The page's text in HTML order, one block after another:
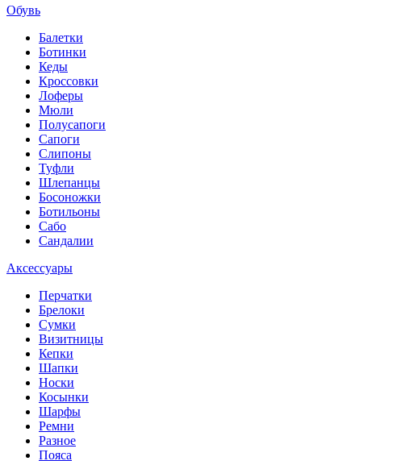
Обувь
Балетки
Ботинки
Кеды
Кроссовки
Лоферы
Мюли
Полусапоги
Сапоги
Слипоны
Туфли
Шлепанцы
Босоножки
Ботильоны
Сабо
Сандалии
Аксессуары
Перчатки
Брелоки
Сумки
Визитницы
Кепки
Шапки
Носки
Косынки
Шарфы
Ремни
Разное
Пояса